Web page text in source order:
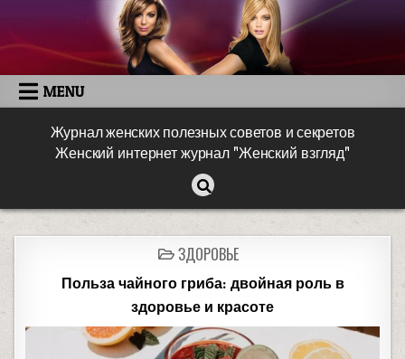
MENU
Журнал женских полезных советов и секретов
Женский интернет журнал "Женский взгляд"
ЗДОРОВЬЕ
Польза чайного гриба: двойная роль в
здоровье и красоте